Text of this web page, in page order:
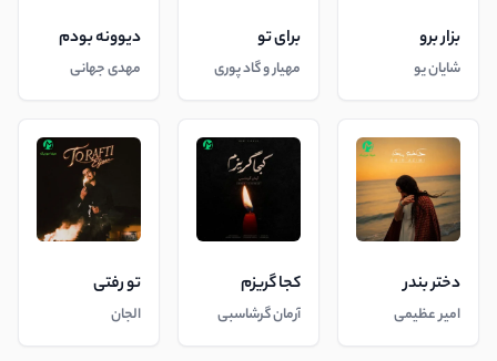
بزار برو
شایان یو
برای تو
مهیار و گاد پوری
دیوونه بودم
مهدی جهانی
دختر بندر
امیر عظیمی
کجا گریزم
آرمان گرشاسبی
تو رفتی
الجان